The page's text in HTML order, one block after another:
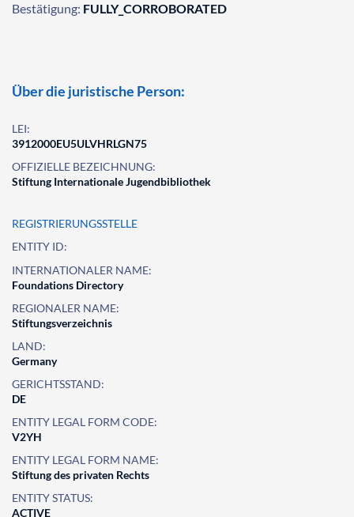
Bestätigung: FULLY_CORROBORATED
Über die juristische Person:
LEI:
3912000EU5ULVHRLGN75
OFFIZIELLE BEZEICHNUNG:
Stiftung Internationale Jugendbibliothek
REGISTRIERUNGSSTELLE
ENTITY ID:
INTERNATIONALER NAME:
Foundations Directory
REGIONALER NAME:
Stiftungsverzeichnis
LAND:
Germany
GERICHTSSTAND:
DE
ENTITY LEGAL FORM CODE:
V2YH
ENTITY LEGAL FORM NAME:
Stiftung des privaten Rechts
ENTITY STATUS:
ACTIVE